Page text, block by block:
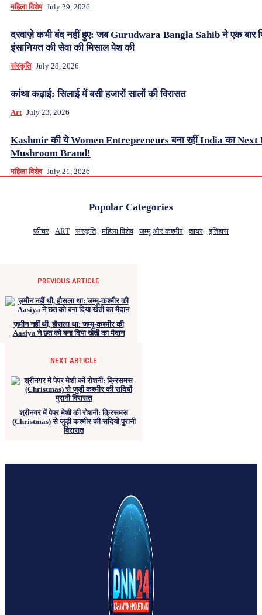
महिला विशेष July 29, 2026
दरवाज़े कभी बंद नहीं हुए: जब Gurudwara Bangla Sahib ने एक बार
इंसानियत की सेवा की मिसाल पेश की
संस्कृति July 28, 2026
कांथा कढ़ाई: सिलाई में बसी हजारों सालों की विरासत
Art July 23, 2026
Kashmir की ये Women Entrepreneurs बना रहीं India का
Mushroom Brand!
महिला विशेष July 21, 2026
Popular Categories
फ़ीचर ART संस्कृति महिला विशेष जम्मू और कश्मीर शायर इतिहास
PREVIOUS ARTICLE
ज़मीन नहीं थी, हौसला था: जम्मू-कश्मीर की
Aasiya ने छत को बना दिया खेती का मैदान
NEXT ARTICLE
श्रीनगर में पेपर मेशी की रोशनी: क्रिसमस
(Christmas) से जुड़ी कश्मीर की सदियों पुरानी
विरासत